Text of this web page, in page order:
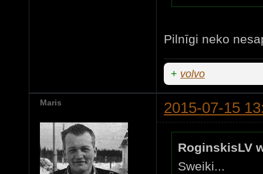
Pilnīgi neko
+ volvo
Maris 2015-07-15
RoginskisLV
Sweiki...